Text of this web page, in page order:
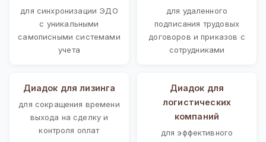
для синхронизации ЭДО
с уникальными
самописными системами
учета
для удаленного
подписания трудовых
договоров и приказов с
сотрудниками
Диадок для лизинга
для сокращения времени
выхода на сделку и
контроля оплат
Диадок для
логистических
компаний
для эффективного